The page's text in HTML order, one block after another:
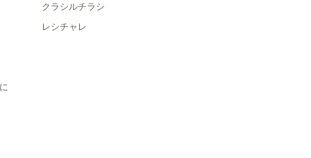
クラシルチラシ
レシチャレ